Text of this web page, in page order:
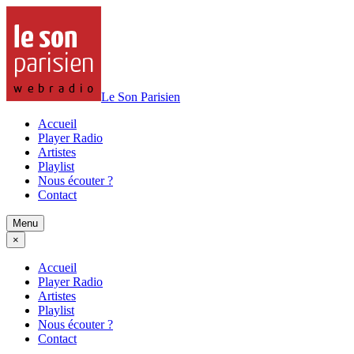
Le Son Parisien
Accueil
Player Radio
Artistes
Playlist
Nous écouter ?
Contact
Menu
×
Accueil
Player Radio
Artistes
Playlist
Nous écouter ?
Contact